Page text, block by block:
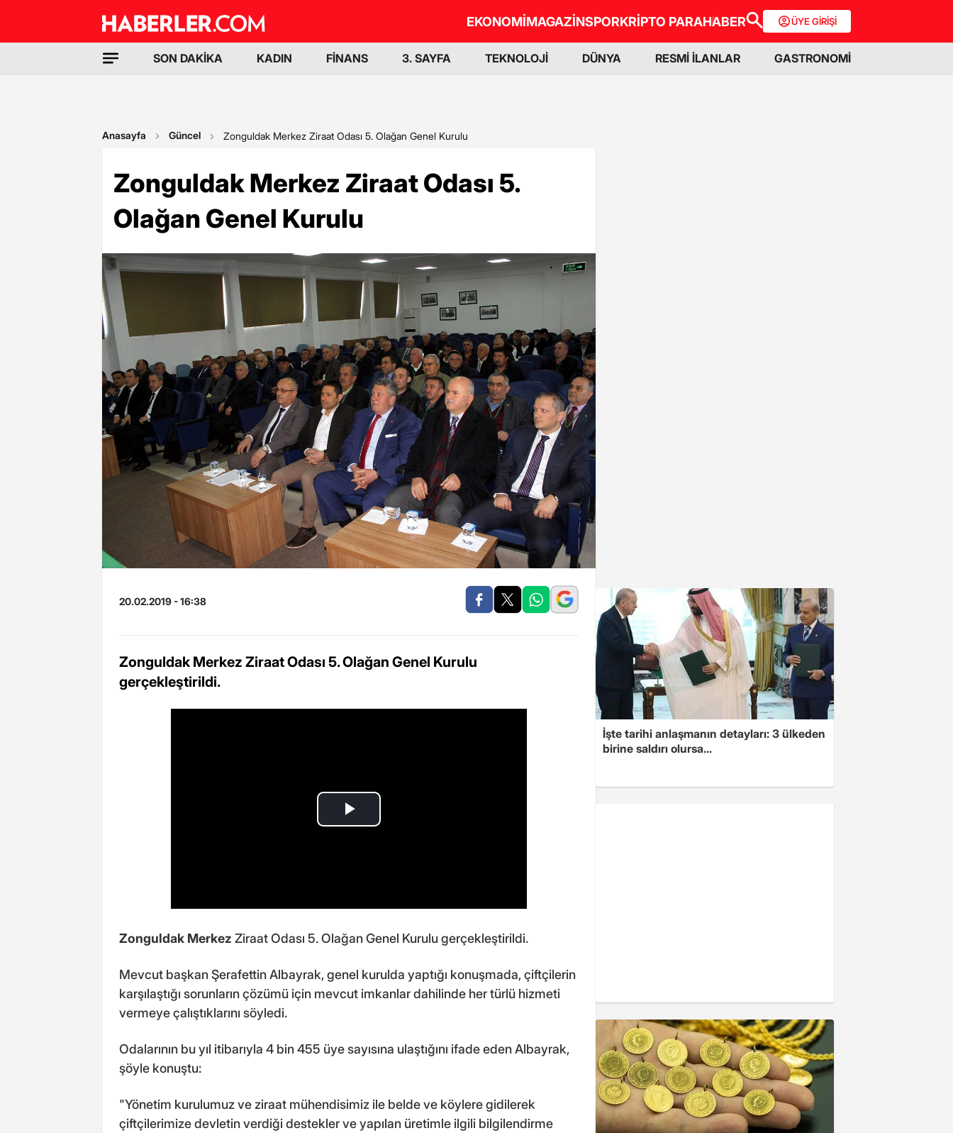
EKONOMİMAGAZİNSPORKRİPTO PARAHABER ÜYE GİRİŞİ
SON DAKİKA KADIN FİNANS 3. SAYFA TEKNOLOJİ DÜNYA RESMİ İLANLAR GASTRONOMİ
Anasayfa Güncel Zonguldak Merkez Ziraat Odası 5. Olağan Genel Kurulu
Zonguldak Merkez Ziraat Odası 5.
Olağan Genel Kurulu
20.02.2019 - 16:38
Zonguldak Merkez Ziraat Odası 5. Olağan Genel Kurulu
gerçekleştirildi.
Zonguldak Merkez Ziraat Odası 5. Olağan Genel Kurulu gerçekleştirildi.
Mevcut başkan Şerafettin Albayrak, genel kurulda yaptığı konuşmada, çiftçilerin
karşılaştığı sorunların çözümü için mevcut imkanlar dahilinde her türlü hizmeti
vermeye çalıştıklarını söyledi.
Odalarının bu yıl itibarıyla 4 bin 455 üye sayısına ulaştığını ifade eden Albayrak,
şöyle konuştu:
"Yönetim kurulumuz ve ziraat mühendisimiz ile belde ve köylere gidilerek
çiftçilerimize devletin verdiği destekler ve yapılan üretimle ilgili bilgilendirme
İşte tarihi anlaşmanın detayları: 3 ülkeden
birine saldırı olursa...